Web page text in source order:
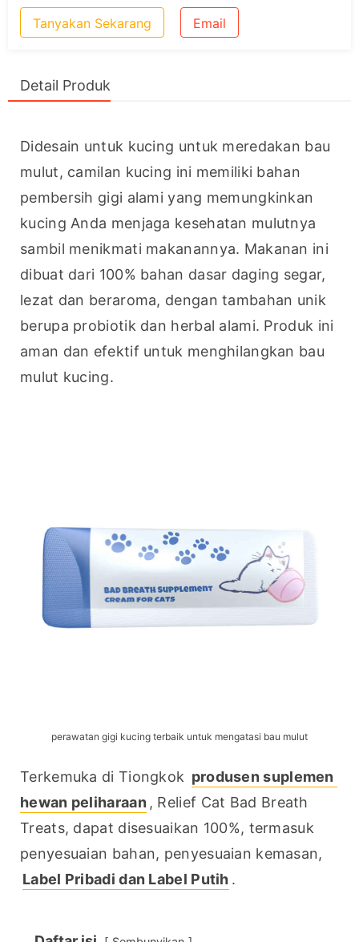
Tanyakan Sekarang Email
Detail Produk
Didesain untuk kucing untuk meredakan bau
mulut, camilan kucing ini memiliki bahan
pembersih gigi alami yang memungkinkan
kucing Anda menjaga kesehatan mulutnya
sambil menikmati makanannya. Makanan ini
dibuat dari 100% bahan dasar daging segar,
lezat dan beraroma, dengan tambahan unik
berupa probiotik dan herbal alami. Produk ini
aman dan efektif untuk menghilangkan bau
mulut kucing.
perawatan gigi kucing terbaik untuk mengatasi bau mulut
Terkemuka di Tiongkok produsen suplemen
hewan peliharaan , Relief Cat Bad Breath
Treats, dapat disesuaikan 100%, termasuk
Label Pribadi dan Label Putih .